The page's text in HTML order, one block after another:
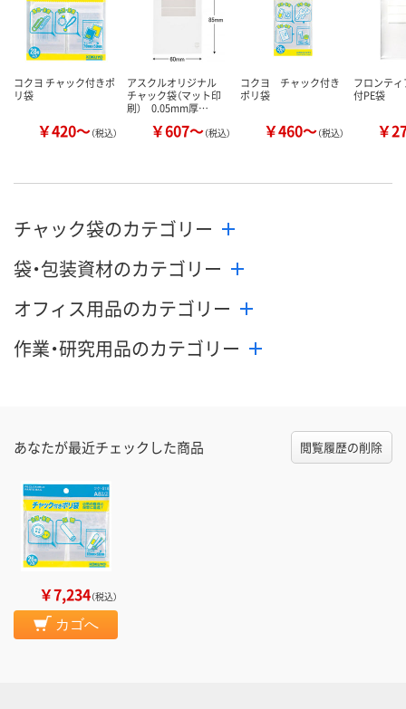
カゴへ カゴへ カ
コクヨ チャック付きポ
リ袋
￥420～（税込）
アスクルオリジナル
チャック袋（マット印
刷） 0.05mm厚…
￥607～（税込）
コクヨ チャック付き
ポリ袋
￥460～（税込）
フロンテ
付PE袋
￥
チャック袋のカテゴリー
袋・包装資材のカテゴリー
オフィス用品のカテゴリー
作業・研究用品のカテゴリー
あなたが最近チェックした商品 閲覧履歴の削除
￥7,234（税込）
カゴへ